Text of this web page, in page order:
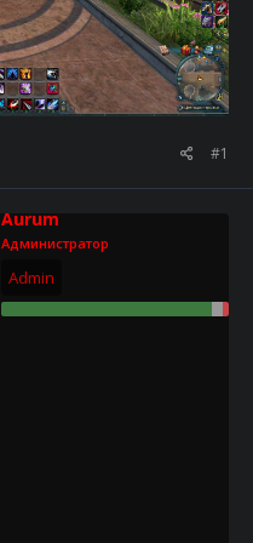
#1
Aurum
Администратор
Admin